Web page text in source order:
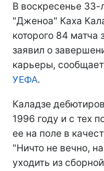
В воскресенье 33-
"Дженоа" Каха
которого 84 матча
заявил о
карьеры,
УЕФА.
Каладзе
1996 году и с тех
ее на поле в
"Ничто не вечно,
уходить из